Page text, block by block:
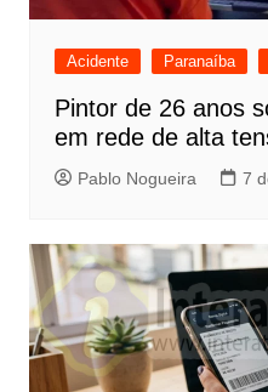
Acidente Paranaíba
Pintor de 26 anos
em rede de alta
Pablo Nogueira 7